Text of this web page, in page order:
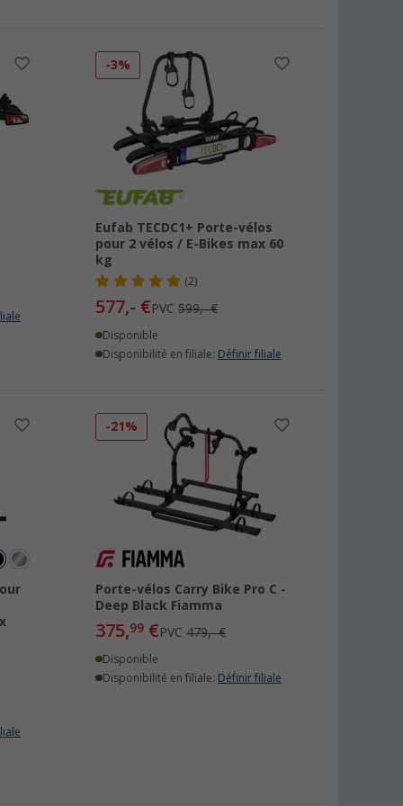
-3%
Eufab TECDC1+ Porte-vélos
pour 2 vélos / E-Bikes max 60
kg
(2)
577,- €PVC599,- €
Disponible
Disponibilité en filiale: Définir filiale
-21%
Porte-vélos Carry Bike Pro C -
Deep Black Fiamma
375,99 €PVC479,- €
Disponible
Disponibilité en filiale: Définir filiale